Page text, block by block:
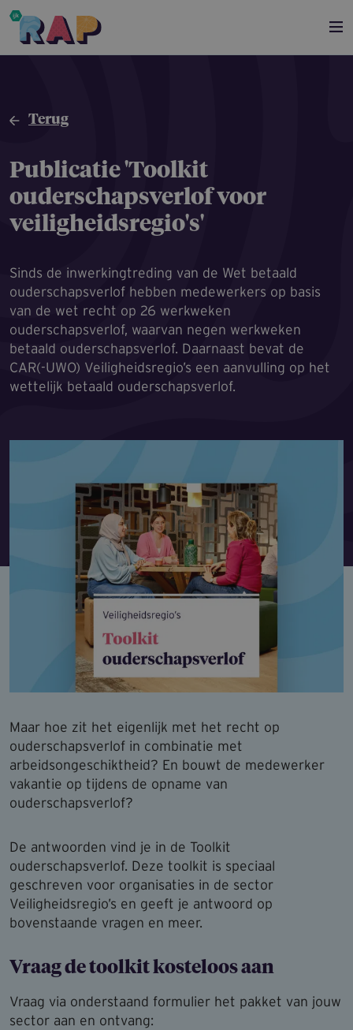
Overslaan en naar de inhoud gaan
Terug
Publicatie 'Toolkit
ouderschaps­verlof voor
veiligheids­re­gi­o's'
Sinds de inwerkingtreding van de Wet betaald
ouderschapsverlof hebben medewerkers op basis
van de wet recht op 26 werkweken
ouderschapsverlof, waarvan negen werkweken
betaald ouderschapsverlof. Daarnaast bevat de
CAR(-UWO) Veiligheidsregio’s een aanvulling op het
wettelijk betaald ouderschapsverlof.
Maar hoe zit het eigenlijk met het recht op
ouderschapsverlof in combinatie met
arbeidsongeschiktheid? En bouwt de medewerker
vakantie op tijdens de opname van
ouderschapsverlof?
De antwoorden vind je in de Toolkit
ouderschapsverlof. Deze toolkit is speciaal
geschreven voor organisaties in de sector
Veiligheidsregio’s en geeft je antwoord op
bovenstaande vragen en meer.
Vraag de toolkit kosteloos aan
Vraag via onderstaand formulier het pakket van jouw
sector aan en ontvang: